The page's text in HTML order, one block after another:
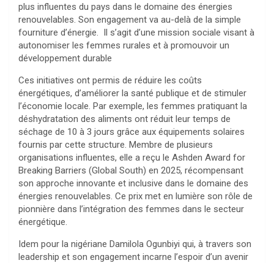
plus influentes du pays dans le domaine des énergies
renouvelables. Son engagement va au-delà de la simple
fourniture d’énergie. Il s’agit d’une mission sociale visant à
autonomiser les femmes rurales et à promouvoir un
développement durable
Ces initiatives ont permis de réduire les coûts
énergétiques, d’améliorer la santé publique et de stimuler
l’économie locale. Par exemple, les femmes pratiquant la
déshydratation des aliments ont réduit leur temps de
séchage de 10 à 3 jours grâce aux équipements solaires
fournis par cette structure. Membre de plusieurs
organisations influentes, elle a reçu le Ashden Award for
Breaking Barriers (Global South) en 2025, récompensant
son approche innovante et inclusive dans le domaine des
énergies renouvelables. Ce prix met en lumière son rôle de
pionnière dans l’intégration des femmes dans le secteur
énergétique.
Idem pour la nigériane Damilola Ogunbiyi qui, à travers son
leadership et son engagement incarne l’espoir d’un avenir